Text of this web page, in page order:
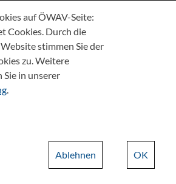
auf ÖWAV-Seite:
Cookies. Durch die
stimmen Sie der
zu. Weitere
in unserer
.
OK
Ablehnen